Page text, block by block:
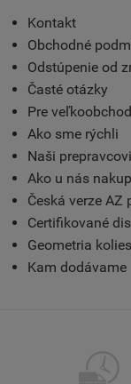
Kontakt
Obchodné
Odstúpenie od
Časté otázky
Pre
Ako sme rýchli
Naši
Ako u nás
Česká verze AZ
Certifikované
Geometria kolies
Kam dodávame